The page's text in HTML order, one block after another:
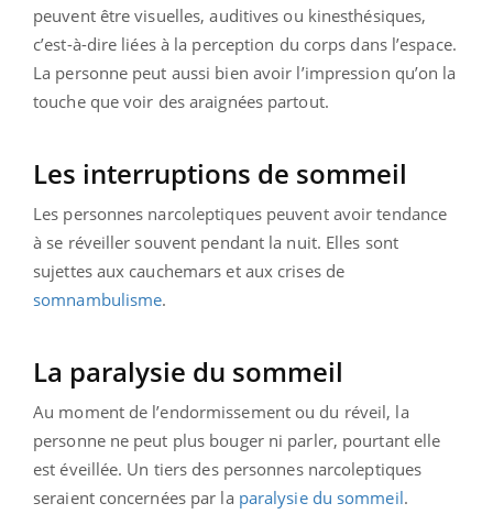
peuvent être visuelles, auditives ou kinesthésiques,
c’est-à-dire liées à la perception du corps dans l’espace.
La personne peut aussi bien avoir l’impression qu’on la
touche que voir des araignées partout.
Les interruptions de sommeil
Les personnes narcoleptiques peuvent avoir tendance
à se réveiller souvent pendant la nuit. Elles sont
sujettes aux cauchemars et aux crises de
somnambulisme.
La paralysie du sommeil
Au moment de l’endormissement ou du réveil, la
personne ne peut plus bouger ni parler, pourtant elle
est éveillée. Un tiers des personnes narcoleptiques
seraient concernées par la paralysie du sommeil.